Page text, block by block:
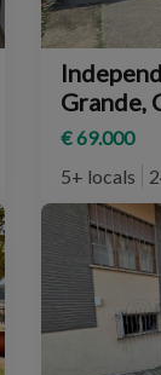
Grande,
Vicentino
€ 69.000
5+ locals